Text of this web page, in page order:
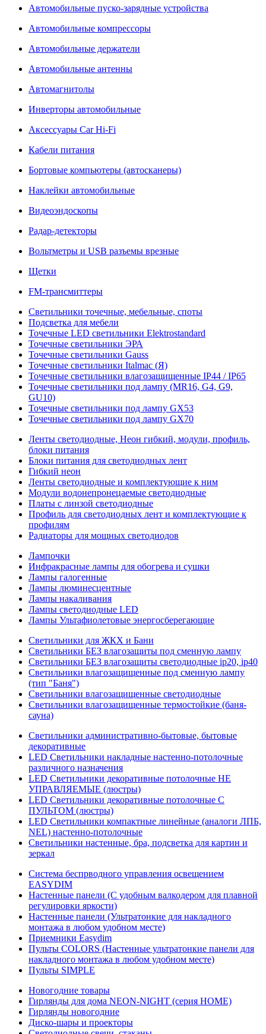
Автомобильные пуско-зарядные устройства
Автомобильные компрессоры
Автомобильные держатели
Автомобильные антенны
Автомагнитолы
Инверторы автомобильные
Аксессуары Car Hi-Fi
Кабели питания
Бортовые компьютеры (автосканеры)
Наклейки автомобильные
Видеоэндоскопы
Радар-детекторы
Вольтметры и USB разъемы врезные
Щетки
FM-трансмиттеры
Светильники точечные, мебельные, споты
Подсветка для мебели
Точечные LED светильники Elektrostandard
Точечные светильники ЭРА
Точечные светильники Gauss
Точечные светильники Italmac (Я)
Точечные светильники влагозащищенные IP44 / IP65
Точечные светильники под лампу (MR16, G4, G9,
GU10)
Точечные светильники под лампу GX53
Точечные светильники под лампу GX70
Ленты светодиодные, Неон гибкий, модули, профиль,
блоки питания
Блоки питания для светодиодных лент
Гибкий неон
Ленты светодиодные и комплектующие к ним
Модули водонепронецаемые светодиодные
Платы с линзой светодиодные
Профиль для светодиодных лент и комплектующие к
профилям
Радиаторы для мощных светодиодов
Лампочки
Инфракрасные лампы для обогрева и сушки
Лампы галогенные
Лампы люминесцентные
Лампы накаливания
Лампы светодиодные LED
Лампы Ультафиолетовые энергосберегающие
Светильники для ЖКХ и Бани
Светильники БЕЗ влагозащиты под сменную лампу
Светильники БЕЗ влагозащиты светодиодные ip20, ip40
Светильники влагозащищенные под сменную лампу
(тип "Баня")
Светильники влагозащищенные светодиодные
Светильники влагозащищенные термостойкие (баня-
сауна)
Светильники административно-бытовые, бытовые
декоративные
LED Cветильники накладные настенно-потолочные
различного назначения
LED Светильники декоративные потолочные НЕ
УПРАВЛЯЕМЫЕ (люстры)
LED Светильники декоративные потолочные С
ПУЛЬТОМ (люстры)
LED Светильники компактные линейные (аналоги ЛПБ,
NEL) настенно-потолочные
Светильники настенные, бра, подсветка для картин и
зеркал
Система беспрводного управления освещением
EASYDIM
Настенные панели (С удобным валкодером для плавной
регулировки яркости)
Настенные панели (Ультратонкие для накладного
монтажа в любом удобном месте)
Приемники Easydim
Пульты COLORS (Настенные ультратонкие панели для
накладного монтажа в любом удобном месте)
Пульты SIMPLE
Новогодние товары
Гирлянды для дома NEON-NIGHT (серия HOME)
Гирлянды новогодние
Диско-шары и проекторы